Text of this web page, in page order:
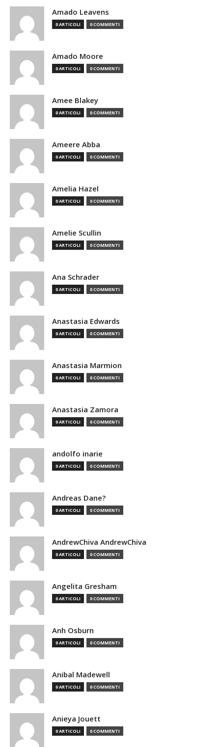
Amado Leavens
0 ARTICOLI 0 COMMENTI
Amado Moore
0 ARTICOLI 0 COMMENTI
Amee Blakey
0 ARTICOLI 0 COMMENTI
Ameere Abba
0 ARTICOLI 0 COMMENTI
Amelia Hazel
0 ARTICOLI 0 COMMENTI
Amelie Scullin
0 ARTICOLI 0 COMMENTI
Ana Schrader
0 ARTICOLI 0 COMMENTI
Anastasia Edwards
0 ARTICOLI 0 COMMENTI
Anastasia Marmion
0 ARTICOLI 0 COMMENTI
Anastasia Zamora
0 ARTICOLI 0 COMMENTI
andolfo inarie
0 ARTICOLI 0 COMMENTI
Andreas Dane?
0 ARTICOLI 0 COMMENTI
AndrewChiva AndrewChiva
0 ARTICOLI 0 COMMENTI
Angelita Gresham
0 ARTICOLI 0 COMMENTI
Anh Osburn
0 ARTICOLI 0 COMMENTI
Anibal Madewell
0 ARTICOLI 0 COMMENTI
Anieya Jouett
0 ARTICOLI 0 COMMENTI